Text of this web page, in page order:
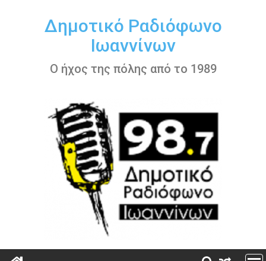
περιεχόμενοΔημοτικό Ραδιόφωνο
Ιωαννίνων
Ο ήχος της πόλης από το 1989